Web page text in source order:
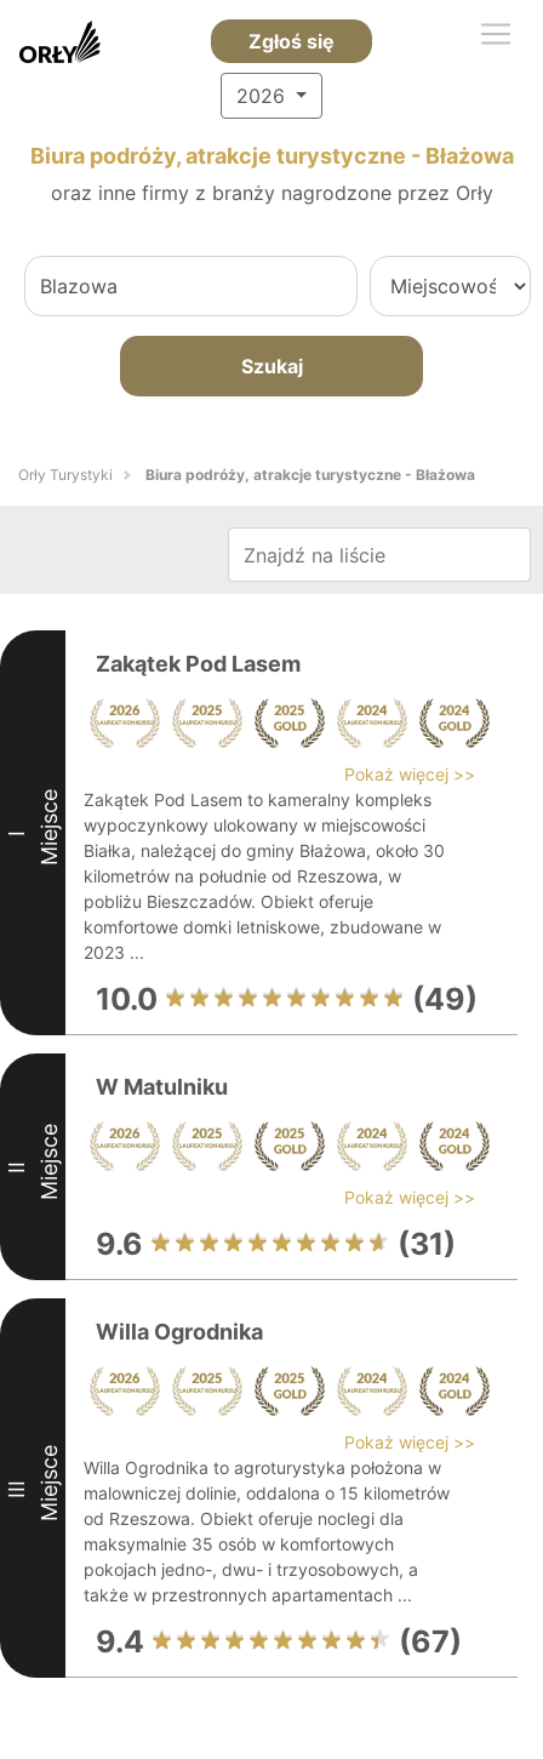
Zgłoś się
2026
Biura podróży, atrakcje turystyczne - Błażowa
oraz inne firmy z branży nagrodzone przez Orły
Szukaj
Orły Turystyki Biura podróży, atrakcje turystyczne - Błażowa
I Miejsce
Zakątek Pod Lasem
Pokaż więcej >>
Zakątek Pod Lasem to kameralny kompleks
wypoczynkowy ulokowany w miejscowości
Białka, należącej do gminy Błażowa, około 30
kilometrów na południe od Rzeszowa, w
pobliżu Bieszczadów. Obiekt oferuje
komfortowe domki letniskowe, zbudowane w
2023 ...
10.0 (49)
II Miejsce
W Matulniku
Pokaż więcej >>
9.6 (31)
III Miejsce
Willa Ogrodnika
Pokaż więcej >>
Willa Ogrodnika to agroturystyka położona w
malowniczej dolinie, oddalona o 15 kilometrów
od Rzeszowa. Obiekt oferuje noclegi dla
maksymalnie 35 osób w komfortowych
pokojach jedno-, dwu- i trzyosobowych, a
także w przestronnych apartamentach ...
9.4 (67)